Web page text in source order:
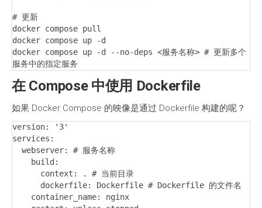
# 更新
docker compose pull
docker compose up -d
docker compose up -d --no-deps <服务名称> # 更新多个
服务中的指定服务
在 Compose 中使用 Dockerfile
如果 Docker Compose 的映像是通过 Dockerfile 构建的呢？
version: '3'
services: